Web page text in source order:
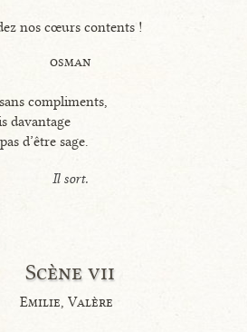
nos cœurs contents !
osman
compliments,
davantage
d’être sage.
Il sort.
Scène vii
Emilie, Valère